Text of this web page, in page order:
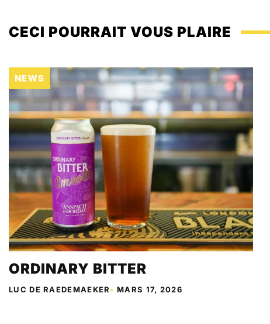
CECI POURRAIT VOUS PLAIRE
NEWS
ORDINARY BITTER
LUC DE RAEDEMAEKER•MARS 17, 2026